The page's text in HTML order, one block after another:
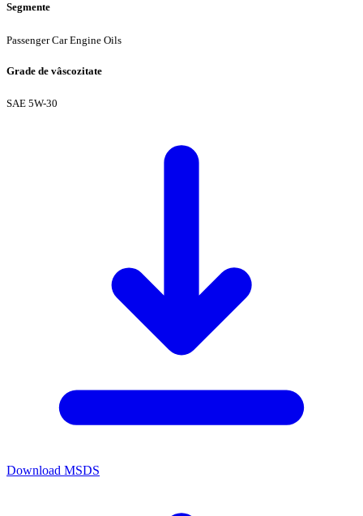
Segmente
Passenger Car Engine Oils
Grade de vâscozitate
SAE 5W-30
Download MSDS